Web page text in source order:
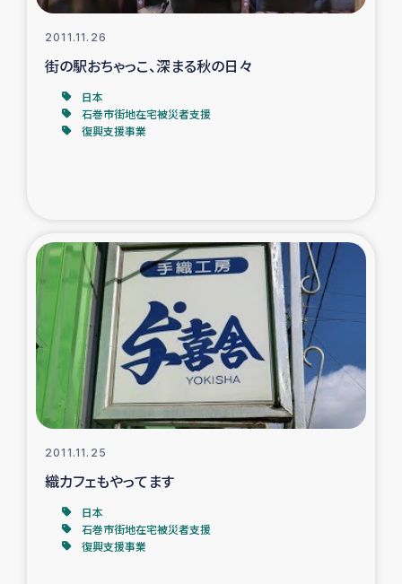
トルコにおけるシリア難民支援事業
インドネシア中部 スラウェシの地震・津波被災者支援
スリランカ ムライティブ県帰還民の生活再建支援
スリランカ南部洪水被災者支援
スリランカの南北女性をつなぐサリー・リサイクル・プロ
ジェクト
復興支援事業
民際教育事業
2011.11.26
街の駅おちゃっこ、深まる秋の日々
日本
石巻市街地在宅被災者支援
復興支援事業
2011.11.25
織カフェもやってます
日本
石巻市街地在宅被災者支援
復興支援事業